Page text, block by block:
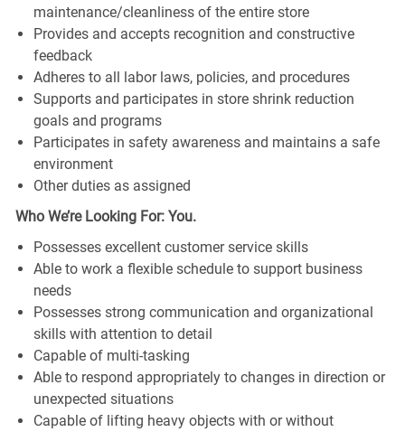
maintenance/cleanliness of the entire store
Provides and accepts recognition and constructive
feedback
Adheres to all labor laws, policies, and procedures
Supports and participates in store shrink reduction
goals and programs
Participates in safety awareness and maintains a safe
environment
Other duties as assigned
Who We’re Looking For: You.
Possesses excellent customer service skills
Able to work a flexible schedule to support business
needs
Possesses strong communication and organizational
skills with attention to detail
Capable of multi-tasking
Able to respond appropriately to changes in direction or
unexpected situations
Capable of lifting heavy objects with or without